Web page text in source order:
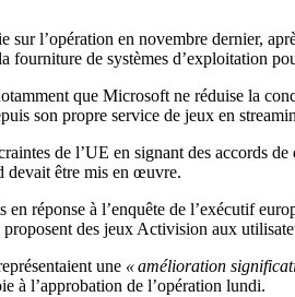
l’opération en novembre dernier,
fourniture de systèmes d’exploitation
que Microsoft ne réduise la
son propre service de jeux en
de l’UE en signant des accords
devait être mis en œuvre.
réponse à l’enquête de l’exécutif
des jeux Activision aux
une « amélioration
à l’approbation de l’opération lundi.